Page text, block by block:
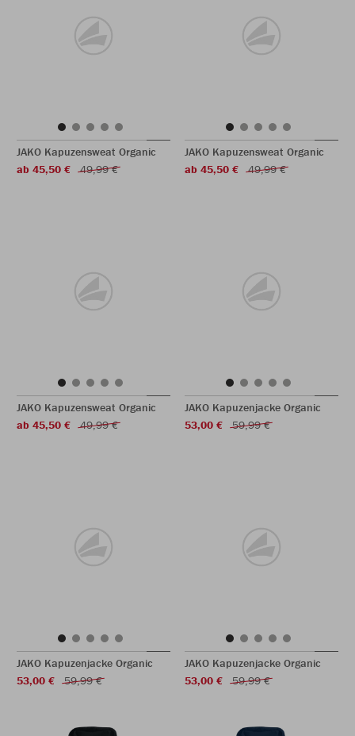
JAKO Kapuzensweat Organic
ab 45,50 €
49,99 €
JAKO Kapuzensweat Organic
ab 45,50 €
49,99 €
JAKO Kapuzensweat Organic
ab 45,50 €
49,99 €
JAKO Kapuzenjacke Organic
53,00 €
59,99 €
JAKO Kapuzenjacke Organic
53,00 €
59,99 €
JAKO Kapuzenjacke Organic
53,00 €
59,99 €